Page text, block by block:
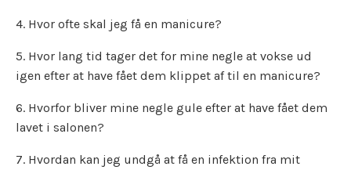
4. Hvor ofte skal jeg få en manicure?
5. Hvor lang tid tager det for mine negle at vokse ud
igen efter at have fået dem klippet af til en manicure?
6. Hvorfor bliver mine negle gule efter at have fået dem
lavet i salonen?
7. Hvordan kan jeg undgå at få en infektion fra mit